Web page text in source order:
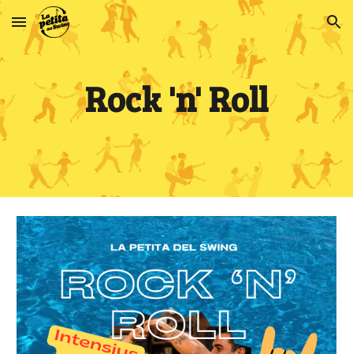
Skip to main content Skip to navigation
Rock 'n' Roll